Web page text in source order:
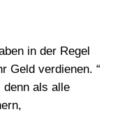
in der Regel
Geld verdienen. “
als alle